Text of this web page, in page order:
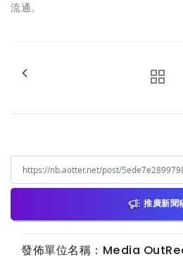
流通。
推廣新聞
發佈單位名稱：Media